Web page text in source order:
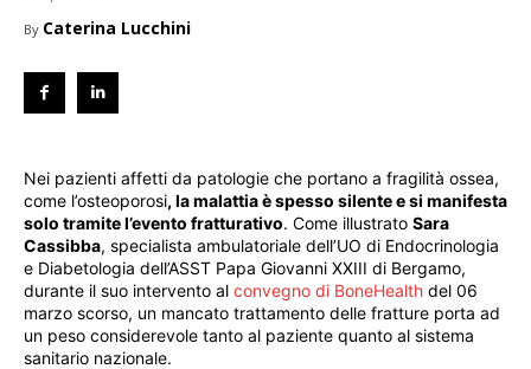
By Caterina Lucchini
Nei pazienti affetti da patologie che portano a fragilità ossea,
come l’osteoporosi, la malattia è spesso silente e si manifesta
solo tramite l’evento fratturativo. Come illustrato Sara
Cassibba, specialista ambulatoriale dell’UO di Endocrinologia
e Diabetologia dell’ASST Papa Giovanni XXIII di Bergamo,
durante il suo intervento al convegno di BoneHealth del 06
marzo scorso, un mancato trattamento delle fratture porta ad
un peso considerevole tanto al paziente quanto al sistema
sanitario nazionale.